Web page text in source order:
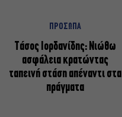
ΠΡΟΣΩΠΑ
Tάσος Ιορδανίδης: Νιώθω
ασφάλεια κρατώντας
ταπεινή στάση απέναντι στα
πράγματα